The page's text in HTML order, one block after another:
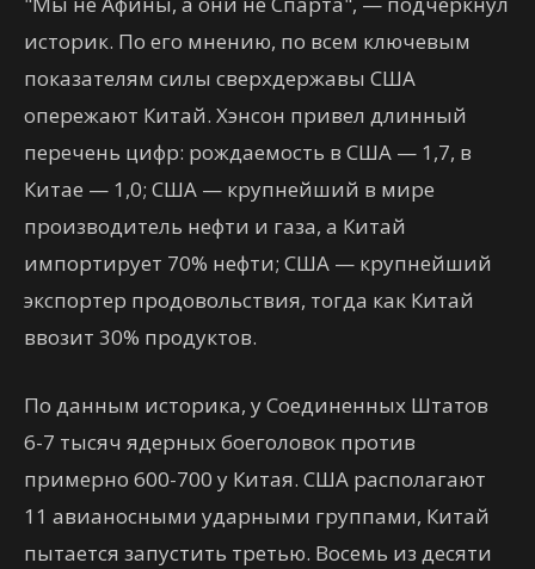
историк. По его мнению, по всем ключевым
показателям силы сверхдержавы США
опережают Китай. Хэнсон привел длинный
перечень цифр: рождаемость в США — 1,7, в
Китае — 1,0; США — крупнейший в мире
производитель нефти и газа, а Китай
импортирует 70% нефти; США — крупнейший
экспортер продовольствия, тогда как Китай
ввозит 30% продуктов.
По данным историка, у Соединенных Штатов
6-7 тысяч ядерных боеголовок против
примерно 600-700 у Китая. США располагают
11 авианосными ударными группами, Китай
пытается запустить третью. Восемь из десяти